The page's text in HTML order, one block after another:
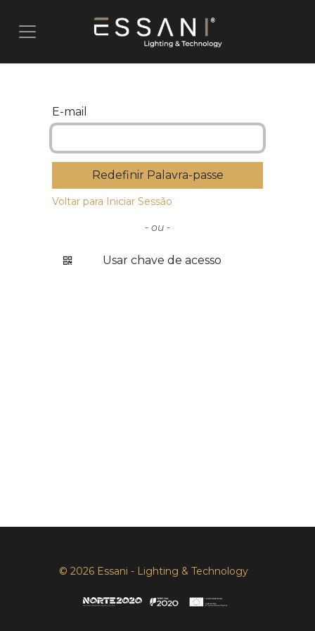
E-mail
Redefinir Palavra-passe
Voltar para Iniciar Sessão
- ou -
Usar chave de acesso
© 2026 Essani - Lighting & Technology